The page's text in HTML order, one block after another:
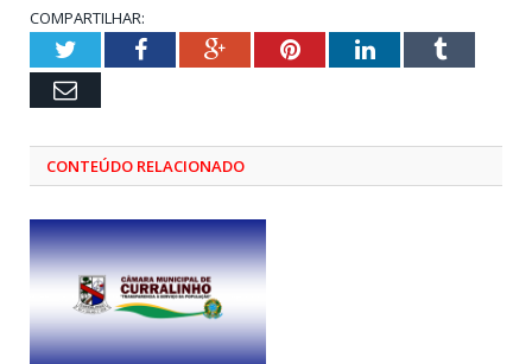
COMPARTILHAR:
TwitterFacebookGoogle+PinterestLinkedInTumblr
Email
CONTEÚDO RELACIONADO